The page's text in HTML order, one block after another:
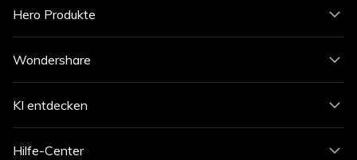
Hero Produkte
Wondershare
KI entdecken
Hilfe-Center